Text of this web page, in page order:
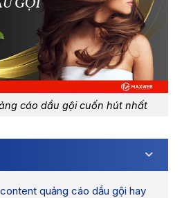
cáo dầu gội cuốn hút nhất
quảng cáo dầu gội hay